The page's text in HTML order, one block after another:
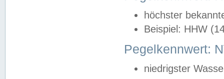
höchster
Beispiel: HHW
Pegelkennwert:
niedrigster